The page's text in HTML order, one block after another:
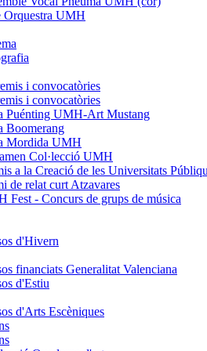
Orquestra UMH
i convocatòries
i convocatòries
Puénting UMH-Art Mustang
Boomerang
Mordida UMH
Col·lecció UMH
a la Creació de les Universitats
de relat curt Atzavares
Fest - Concurs de grups de música
d'Hivern
financiats Generalitat Valenciana
d'Estiu
d'Arts Escèniques